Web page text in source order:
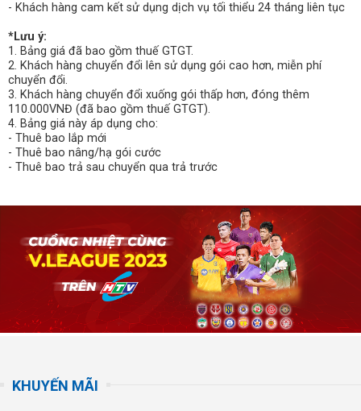
- Khách hàng cam kết sử dụng dịch vụ tối thiểu 24 tháng liên tục
*Lưu ý:
1. Bảng giá đã bao gồm thuế GTGT.
2. Khách hàng chuyển đổi lên sử dụng gói cao hơn, miễn phí
chuyển đổi.
3. Khách hàng chuyển đổi xuống gói thấp hơn, đóng thêm
110.000VNĐ (đã bao gồm thuế GTGT).
4. Bảng giá này áp dụng cho:
- Thuê bao lắp mới
- Thuê bao nâng/hạ gói cước
- Thuê bao trả sau chuyển qua trả trước
KHUYẾN MÃI